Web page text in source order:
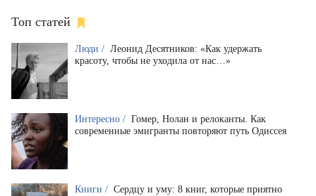
Топ статей
Люди / Леонид Десятников: «Как удержать
красоту, чтобы не уходила от нас…»
Интересно / Гомер, Нолан и релоканты. Как
современные эмигранты повторяют путь Одиссея
Книги / Сердцу и уму: 8 книг, которые приятно